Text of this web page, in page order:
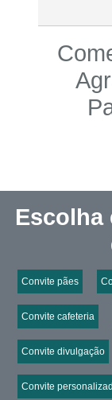
Escolha
Convite pães
Convite cafeteria
Convite divulgação
Convite